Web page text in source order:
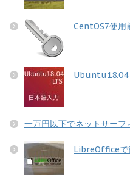
CentOS7使用
Ubuntu18.04
一万円以下でネットサーフ
LibreOfficeで